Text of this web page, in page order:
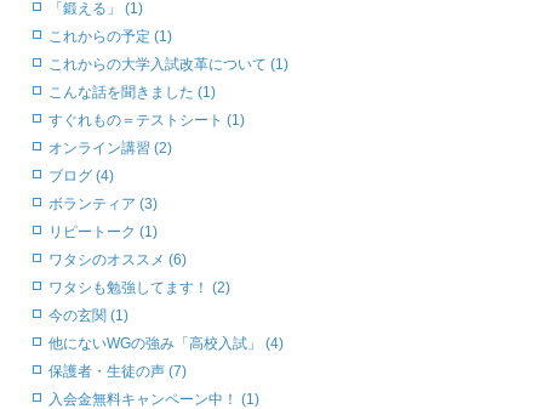
「鍛える」 (1)
これからの予定 (1)
これからの大学入試改革について (1)
こんな話を聞きました (1)
すぐれもの＝テストシート (1)
オンライン講習 (2)
ブログ (4)
ボランティア (3)
リピートーク (1)
ワタシのオススメ (6)
ワタシも勉強してます！ (2)
今の玄関 (1)
他にないWGの強み「高校入試」 (4)
保護者・生徒の声 (7)
入会金無料キャンペーン中！ (1)